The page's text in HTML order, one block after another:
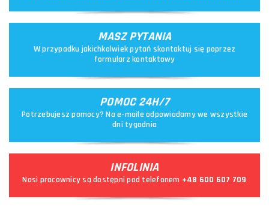
MASZ PYTANIA
W przypadku jakichkolwiek pytań skontaktuj się poprzez
formularz kontaktowy
POMOC 24H/7
Potrzebujesz pomocy? Na e-maile odpowiadamy we wszystkie
dni tygodnia
INFOLINIA
Nasi pracownicy są dostępni pod telefonem +48 600 607 709